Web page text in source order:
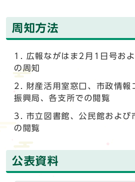
周知方法
広報ながはま2月1日号お
の周知
財産活用室窓口、市政情報
振興局、各支所での閲覧
市立図書館、公民館および
の閲覧
公表資料